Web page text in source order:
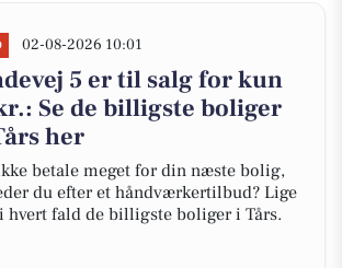
02-08-2026 10:01
5 er til salg for kun
Se de billigste boliger
her
betale meget for din næste bolig,
du efter et håndværkertilbud? Lige
hvert fald de billigste boliger i Tårs.